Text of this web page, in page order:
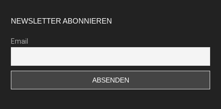
Footer
NEWSLETTER ABONNIEREN
Email